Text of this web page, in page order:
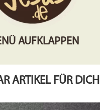
AUFKLAPPEN
ARTIKEL FÜR DICH